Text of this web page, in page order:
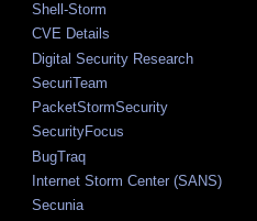
Shell-Storm
CVE Details
Digital Security Research
SecuriTeam
PacketStormSecurity
SecurityFocus
BugTraq
Internet Storm Center (SANS)
Secunia